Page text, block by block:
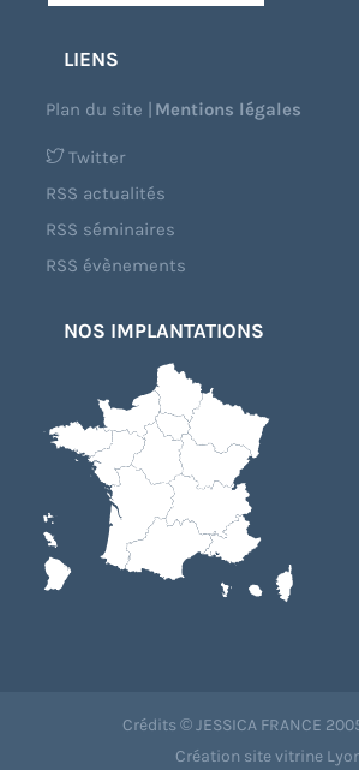
LIENS
Plan du site |Mentions légales
Twitter
RSS actualités
RSS séminaires
RSS évènements
NOS IMPLANTATIONS
Crédits © JESSICA FRANCE
Création site vitrine